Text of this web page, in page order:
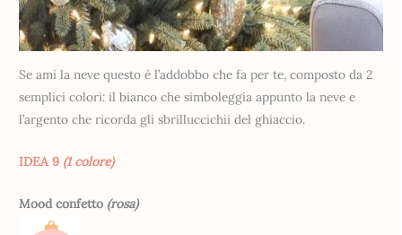
Se ami la neve questo è l’addobbo che fa per te, composto da 2
semplici colori: il bianco che simboleggia appunto la neve e
l’argento che ricorda gli sbrilluccichii del ghiaccio.
IDEA 9 (1 colore)
Mood confetto (rosa)